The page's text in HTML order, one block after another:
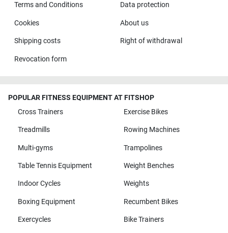
Terms and Conditions
Data protection
Cookies About us
Shipping costs Right of withdrawal
Revocation form
POPULAR FITNESS EQUIPMENT AT FITSHOP
Cross Trainers
Exercise Bikes
Treadmills Rowing Machines
Multi-gyms Trampolines
Table Tennis Equipment Weight Benches
Indoor Cycles Weights
Boxing Equipment Recumbent Bikes
Exercycles Bike Trainers